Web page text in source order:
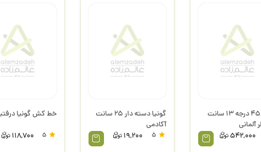
گونیا 45 درجه 13 سانت
آلمانی
542,000
گونیا دسته دار 25 سانت
آکادمی
19,200
خط کش گونیا
5
118,700